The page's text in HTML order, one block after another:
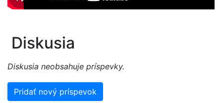
Diskusia
Diskusia neobsahuje príspevky.
Pridať nový príspevok